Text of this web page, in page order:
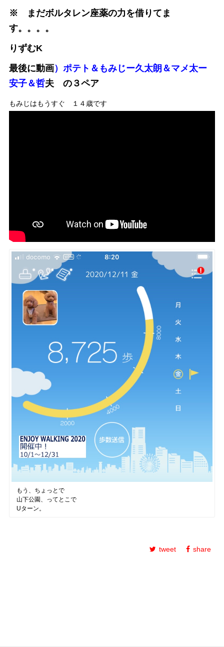
※ まだボルタレン座薬の力を借りてま
す。。。。
りずむK
最後に動画）ポテト＆もみじー久太朗＆マメ太ー
安子＆哲夫 の３ペア
もみじはもうすぐ １４歳です
もう、ちょっとで
山下公園、ってとこで
Uターン。
tweet share